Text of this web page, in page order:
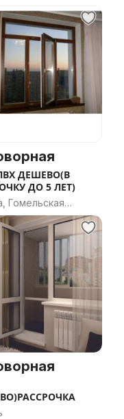
ДЕШЕВО(В
ДО 5 ЛЕТ)
Гомельская